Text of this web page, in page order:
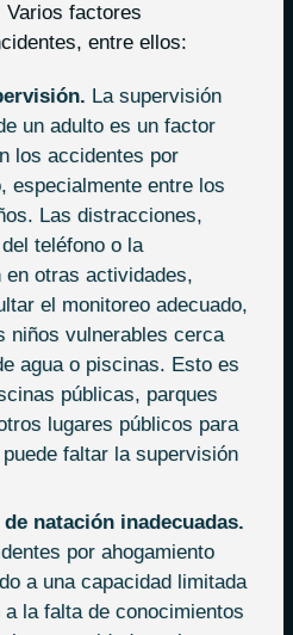
factores
entre ellos:
La supervisión
un adulto es un factor
los accidentes por
especialmente entre los
Las distracciones,
teléfono o la
en otras actividades,
el monitoreo adecuado,
niños vulnerables cerca
agua o piscinas. Esto es
públicas, parques
lugares públicos para
puede faltar la supervisión
natación inadecuadas.
por ahogamiento
a una capacidad limitada
a la falta de conocimientos